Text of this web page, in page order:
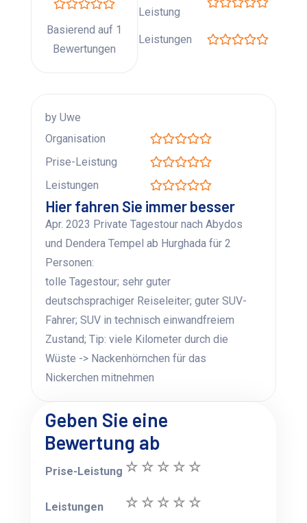
Basierend auf 1
Bewertungen
Leistung
Leistungen
by Uwe
Organisation
Prise-Leistung
Leistungen
Hier fahren Sie immer besser
Apr. 2023 Private Tagestour nach Abydos
und Dendera Tempel ab Hurghada für 2
Personen:
tolle Tagestour; sehr guter
deutschsprachiger Reiseleiter; guter SUV-
Fahrer; SUV in technisch einwandfreiem
Zustand; Tip: viele Kilometer durch die
Wüste -> Nackenhörnchen für das
Nickerchen mitnehmen
Geben Sie eine
Bewertung ab
Prise-Leistung
Leistungen